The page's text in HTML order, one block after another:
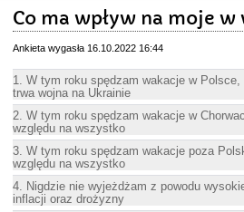
Co ma wpływ na moje
Ankieta wygasła 16.10.2022 16:44
1. W tym roku spędzam wakacje w Polsce,
trwa wojna na Ukrainie
2. W tym roku spędzam wakacje w
względu na wszystko
3. W tym roku spędzam wakacje poza
względu na wszystko
4. Nigdzie nie wyjeżdżam z powodu
inflacji oraz drożyzny